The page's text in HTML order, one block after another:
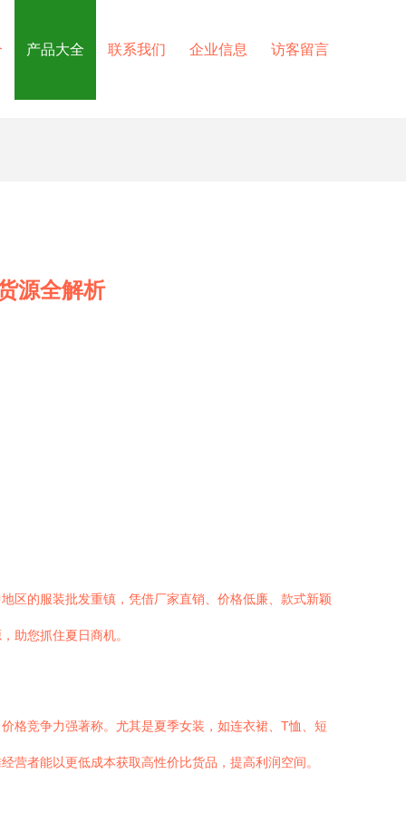
产品大全 联系我们 企业信息 访客留言
源全解析
区的服装批发重镇，凭借厂家直销、价格低廉、款式新颖
助您抓住夏日商机。
格竞争力强著称。尤其是夏季女装，如连衣裙、T恤、短
者能以更低成本获取高性价比货品，提高利润空间。